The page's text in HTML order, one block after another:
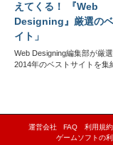
えてくる！ 『Web
Designing』厳選の
イト」
Web Designing編集部が厳
2014年のベストサイトを集
運営会社 FAQ 利用規約
ゲームソフトの